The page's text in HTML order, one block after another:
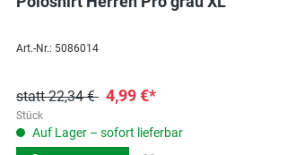
Art.-Nr.: 5086014
statt 22,34 € 4,99 €*
Stück
Auf Lager – sofort lieferbar